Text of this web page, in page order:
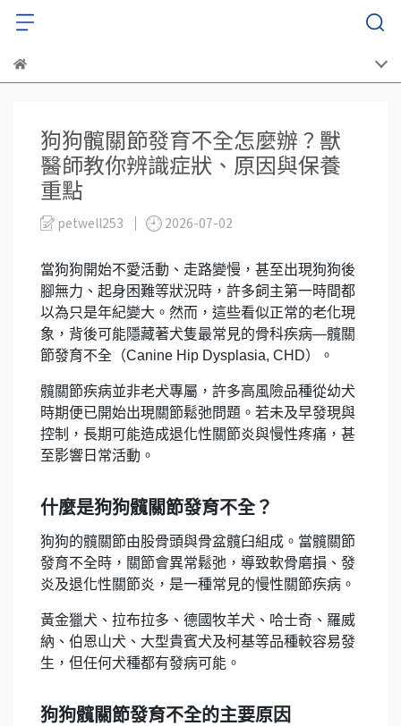
狗狗髖關節發育不全怎麼辦？獸
醫師教你辨識症狀、原因與保養
重點
petwell253 2026-07-02
當狗狗開始不愛活動、走路變慢，甚至出現狗狗後
腳無力、起身困難等狀況時，許多飼主第一時間都
以為只是年紀變大。然而，這些看似正常的老化現
象，背後可能隱藏著犬隻最常見的骨科疾病—髖關
節發育不全（Canine Hip Dysplasia, CHD）。
髖關節疾病並非老犬專屬，許多高風險品種從幼犬
時期便已開始出現關節鬆弛問題。若未及早發現與
控制，長期可能造成退化性關節炎與慢性疼痛，甚
至影響日常活動。
什麼是狗狗髖關節發育不全？
狗狗的髖關節由股骨頭與骨盆髖臼組成。當髖關節
發育不全時，關節會異常鬆弛，導致軟骨磨損、發
炎及退化性關節炎，是一種常見的慢性關節疾病。
黃金獵犬、拉布拉多、德國牧羊犬、哈士奇、羅威
納、伯恩山犬、大型貴賓犬及柯基等品種較容易發
生，但任何犬種都有發病可能。
狗狗髖關節發育不全的主要原因